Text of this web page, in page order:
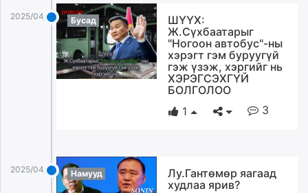
2025/04/09 Бусад
ШҮҮХ:
Ж.Сүхбаатарыг
"Ногоон автобус"-ны
хэрэгт гэм буруугүй
гэж үзэж, хэргийг нь
ХЭРЭГСЭХГҮЙ
БОЛГОЛОО
1
3
2025/04/09 Намууд
Лу.Гантөмөр яагаад
худлаа ярив?